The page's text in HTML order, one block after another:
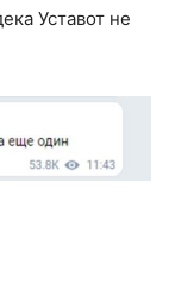
Уставот не